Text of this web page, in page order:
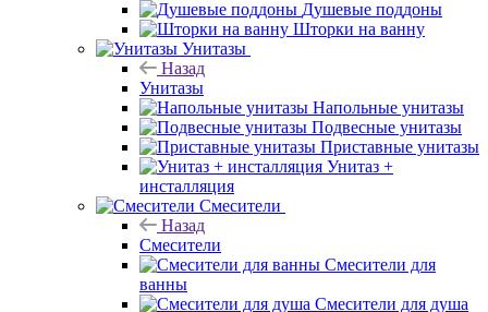
Душевые поддоны
Шторки на ванну
Унитазы
Назад
Унитазы
Напольные унитазы
Подвесные унитазы
Приставные унитазы
Унитаз +
инсталляция
Смесители
Назад
Смесители
Смесители для
ванны
Смесители для душа